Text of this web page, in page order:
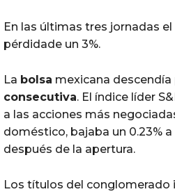
En las últimas tres jornadas el
pérdidade un 3%.
La bolsa mexicana descendía
consecutiva. El índice líder
a las acciones más
doméstico, bajaba un 0.23%
después de la apertura.
Los títulos del conglomerado